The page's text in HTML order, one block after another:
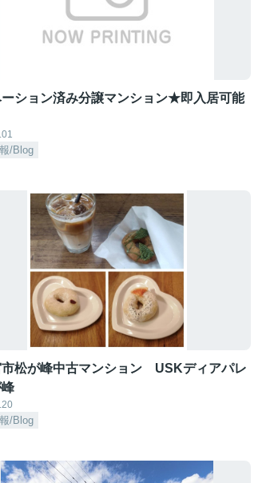
ーション済み分譲マンション★即入居可能
/Blog
市松が峰中古マンション USKディアパレ
/Blog